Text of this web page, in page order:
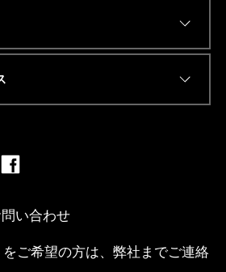
い合わせ
ご希望の方は、弊社までご連絡